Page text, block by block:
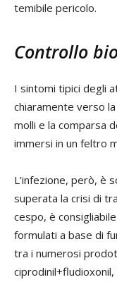
temibile pericolo.
Controllo
I sintomi tipici degli
chiaramente verso
molli e la comparsa
immersi in un feltro
L’infezione, però, è
superata la crisi di
cespo, è
formulati a base di
tra i numerosi